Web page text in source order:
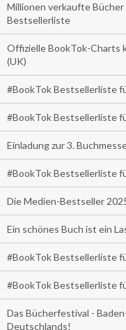
Millionen verkaufte
Bestsellerliste
Offizielle BookTok-Charts
(UK)
#BookTok Bestsellerliste
#BookTok Bestsellerliste
Einladung zur 3.
#BookTok Bestsellerliste
Die Medien-Bestseller
Ein schönes Buch ist ein
#BookTok Bestsellerliste
#BookTok Bestsellerliste
Das Bücherfestival -
Deutschlands!